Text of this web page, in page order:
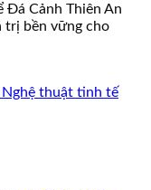
Đá Cảnh Thiên An
trị bền vững cho
Nghệ thuật tinh tế